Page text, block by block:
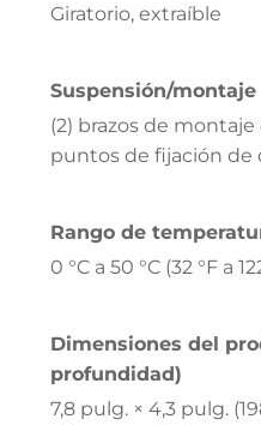
Giratorio, extraíble
Suspensión/montaje
(2) brazos de
puntos de fijación de
Rango de
0 °C a 50 °C (32 °F a
Dimensiones del
profundidad)
7,8 pulg. × 4,3 pulg.